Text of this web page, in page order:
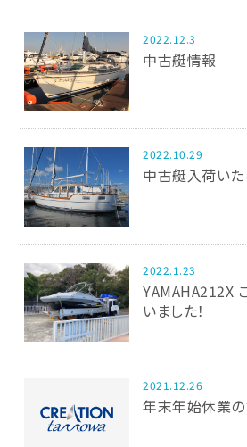
2022.12.3
中古艇情報
2022.10.29
中古艇入荷いた
2022.1.23
YAMAHA212X
いました！
2021.12.26
年末年始休業